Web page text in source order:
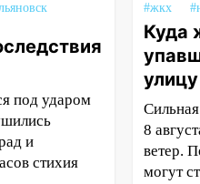
под ударом
и
стихия
#жкх
Куда
8
ветер.
могут